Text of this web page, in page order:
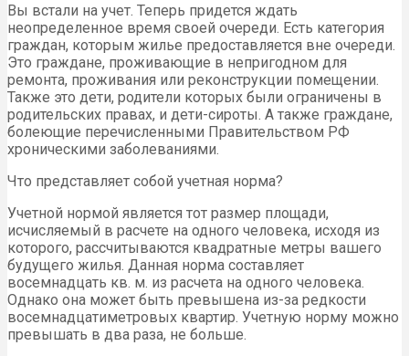
Вы встали на учет. Теперь придется ждать
неопределенное время своей очереди. Есть категория
граждан, которым жилье предоставляется вне очереди.
Это граждане, проживающие в непригодном для
ремонта, проживания или реконструкции помещении.
Также это дети, родители которых были ограничены в
родительских правах, и дети-сироты. А также граждане,
болеющие перечисленными Правительством РФ
хроническими заболеваниями.
Что представляет собой учетная норма?
Учетной нормой является тот размер площади,
исчисляемый в расчете на одного человека, исходя из
которого, рассчитываются квадратные метры вашего
будущего жилья. Данная норма составляет
восемнадцать кв. м. из расчета на одного человека.
Однако она может быть превышена из-за редкости
восемнадцатиметровых квартир. Учетную норму можно
превышать в два раза, не больше.